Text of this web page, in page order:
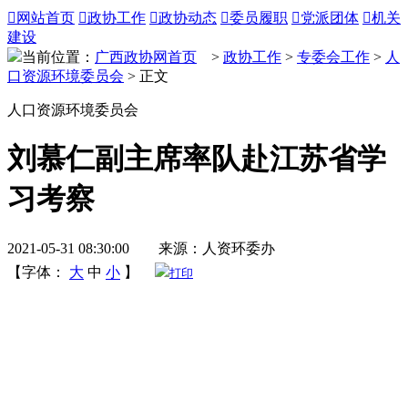
 网站首页 政协工作 政协动态 委员履职 党派团体 机关
建设
当前位置： 广西政协网首页 > 政协工作 > 专委会工作 > 人
口资源环境委员会 > 正文
人口资源环境委员会
刘慕仁副主席率队赴江苏省学
习考察
2021-05-31 08:30:00 来源：人资环委办
【字体：
大 中 小 】 打印